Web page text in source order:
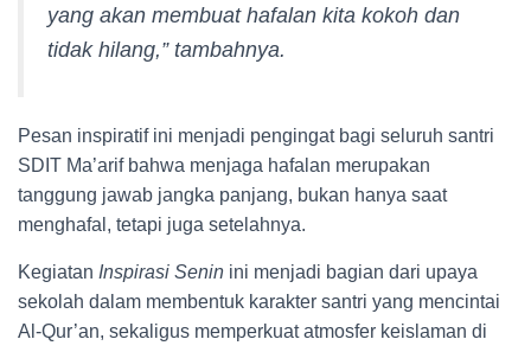
yang akan membuat hafalan kita kokoh dan
tidak hilang,”tambahnya.
Pesan inspiratif ini menjadi pengingat bagi seluruh santri
SDIT Ma’arif bahwa menjaga hafalan merupakan
tanggung jawab jangka panjang, bukan hanya saat
menghafal, tetapi juga setelahnya.
Kegiatan Inspirasi Senin ini menjadi bagian dari upaya
sekolah dalam membentuk karakter santri yang mencintai
Al-Qur’an, sekaligus memperkuat atmosfer keislaman di